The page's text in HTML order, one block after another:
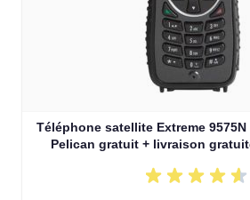
Téléphone satellite Extreme
Pelican gratuit + livraison